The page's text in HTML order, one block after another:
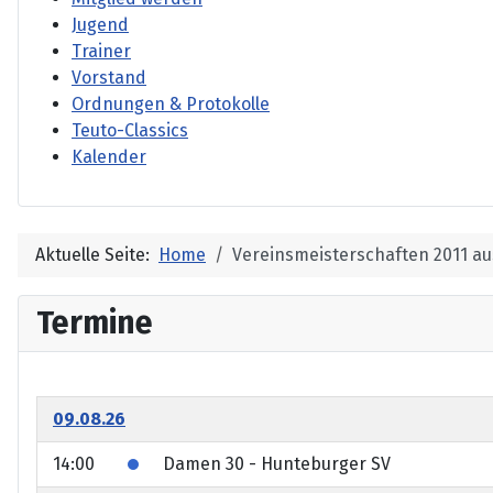
Jugend
Trainer
Vorstand
Ordnungen & Protokolle
Teuto-Classics
Kalender
Aktuelle Seite: Home Vereinsmeisterschaften 2011
Termine
09.08.26
14:00 Damen 30 - Hunteburger SV